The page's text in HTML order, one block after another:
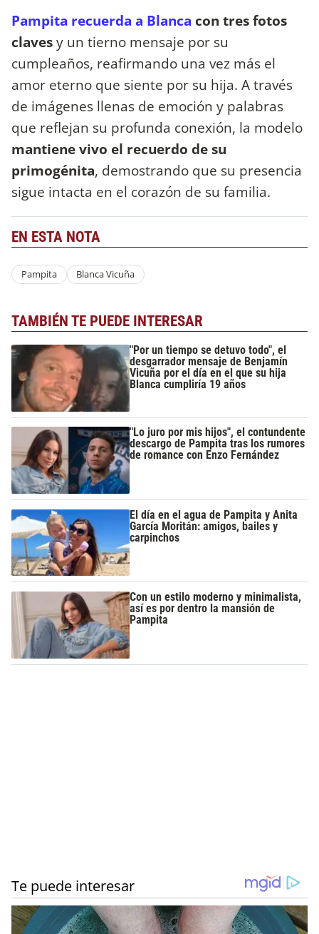
Pampita recuerda a Blanca con tres fotos
clavesy un tierno mensaje por su
cumpleaños, reafirmando una vez más el
amor eterno que siente por su hija. A través
de imágenes llenas de emoción y palabras
que reflejan su profunda conexión, la modelo
mantiene vivo el recuerdo de su
primogénita, demostrando que su presencia
sigue intacta en el corazón de su familia.
EN ESTA NOTA
Pampita Blanca Vicuña
TAMBIÉN TE PUEDE INTERESAR
"Por un tiempo se detuvo todo", el
desgarrador mensaje de Benjamín
Vicuña por el día en el que su hija
Blanca cumpliría 19 años
"Lo juro por mis hijos", el contundente
descargo de Pampita tras los rumores
de romance con Enzo Fernández
El día en el agua de Pampita y Anita
García Moritán: amigos, bailes y
carpinchos
Con un estilo moderno y minimalista,
así es por dentro la mansión de
Pampita